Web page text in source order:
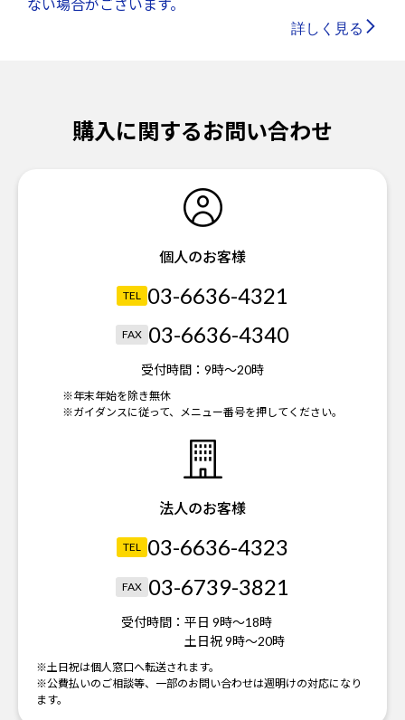
ない場合がございます。
詳しく見る
購入に関するお問い合わせ
個人のお客様
TEL 03-6636-4321
FAX 03-6636-4340
受付時間： 9時～20時
※年末年始を除き無休
※ガイダンスに従って、メニュー番号を押してください。
法人のお客様
TEL 03-6636-4323
FAX 03-6739-3821
受付時間： 平日 9時～18時
土日祝 9時～20時
※土日祝は個人窓口へ転送されます。
※公費払いのご相談等、一部のお問い合わせは週明けの対応になり
ます。